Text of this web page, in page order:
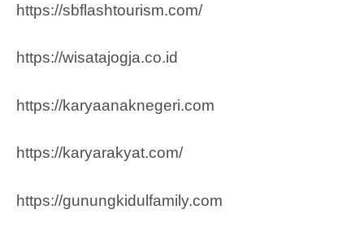
https://sbflashtourism.com/
https://wisatajogja.co.id
https://karyaanaknegeri.com
https://karyarakyat.com/
https://gunungkidulfamily.com